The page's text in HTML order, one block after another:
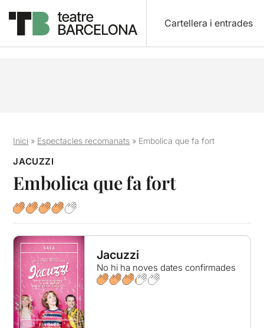
Cartellera i entrades
Inici » Espectacles recomanats » Embolica que fa fort
JACUZZI
Embolica que fa fort
Jacuzzi
No hi ha noves dates confirmades